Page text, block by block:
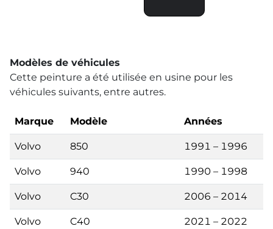
Modèles de véhicules
Cette peinture a été utilisée en usine pour les
véhicules suivants, entre autres.
Marque Modèle Années
Volvo 850 1991 – 1996
Volvo 940 1990 – 1998
Volvo C30 2006 – 2014
Volvo C40 2021 – 2022